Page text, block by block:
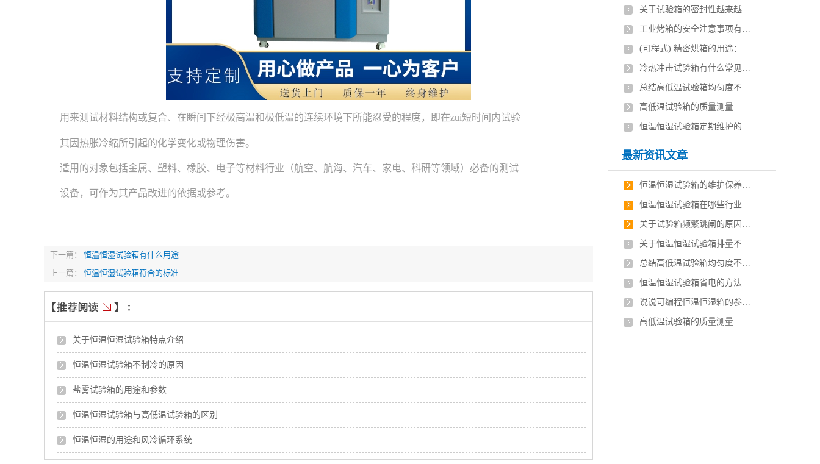
用来测试材料结构或复合、在瞬间下经极高温和极低温的连续环境下所能忍受的程度，即在zui短时间内试验
其因热胀冷缩所引起的化学变化或物理伤害。
适用的对象包括金属、塑料、橡胶、电子等材料行业（航空、航海、汽车、家电、科研等领域）必备的测试
设备，可作为其产品改进的依据或参考。
下一篇：
恒温恒湿试验箱有什么用途
上一篇： 恒温恒湿试验箱符合的标准
关于恒温恒湿试验箱特点介绍
恒温恒湿试验箱不制冷的原因
盐雾试验箱的用途和参数
恒温恒湿试验箱与高低温试验箱的区别
恒温恒湿的用途和风冷循环系统
关于试验箱的密封性越来越差带来影响及如何避免
工业烤箱的安全注意事项有哪些？
(可程式) 精密烘箱的用途：
冷热冲击试验箱有什么常见故障和排除方法？
总结高低温试验箱均匀度不稳定的原因是什么？
高低温试验箱的质量测量
恒温恒湿试验箱定期维护的措施
最新资讯文章
恒温恒湿试验箱的维护保养技巧有哪些？
恒温恒湿试验箱在哪些行业应用最广泛？
关于试验箱频繁跳闸的原因，如何解决？
关于恒温恒湿试验箱排量不足有几点原因
总结高低温试验箱均匀度不稳定的原因是什么？
恒温恒湿试验箱省电的方法有哪些？
说说可编程恒温恒湿箱的参数及安装要求
高低温试验箱的质量测量